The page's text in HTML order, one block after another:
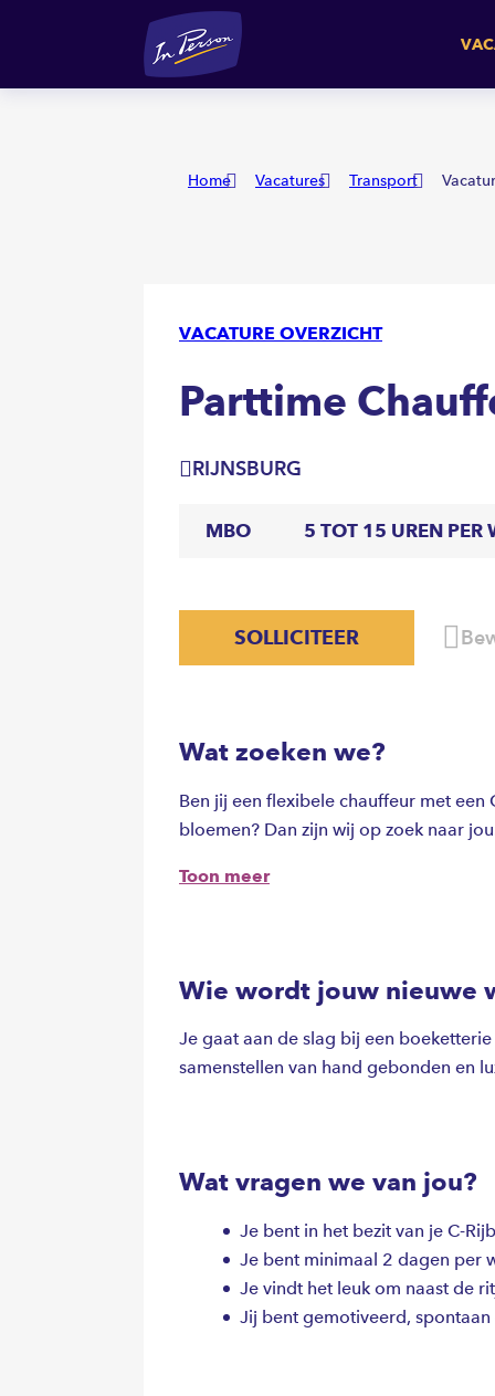
Home Vacatures Transport
VACATURE OVERZICHT
Parttime
RIJNSBURG
MBO 5 TOT 15 UREN PER
SOLLICITEER
Wat zoeken we?
Ben jij een flexibele chauffeur met
bloemen? Dan zijn wij op zoek naar
Toon meer
Wie wordt jouw nieuwe
Je gaat aan de slag bij een
samenstellen van hand gebonden en
Wat vragen we van jou?
Je bent in het bezit van je C-
Je bent minimaal 2 dagen per
Je vindt het leuk om naast de
Jij bent gemotiveerd, spontaan
Parttime Chauffeur C